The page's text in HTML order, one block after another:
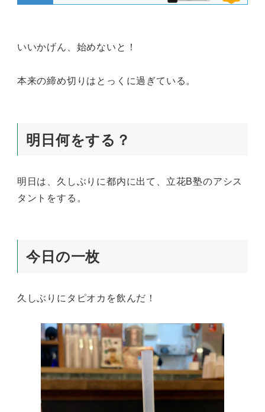
いいかげん、始めないと！
本来の締め切りはとっくに過ぎている。
明日何をする？
明日は、久しぶりに都内に出て、立花B塾のアシス
タントをする。
今日の一枚
久しぶりにタピオカを飲んだ！